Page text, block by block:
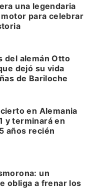
una legendaria
para celebrar
del alemán Otto
dejó su vida
de Bariloche
en Alemania
y terminará en
años recién
un
obliga a frenar los